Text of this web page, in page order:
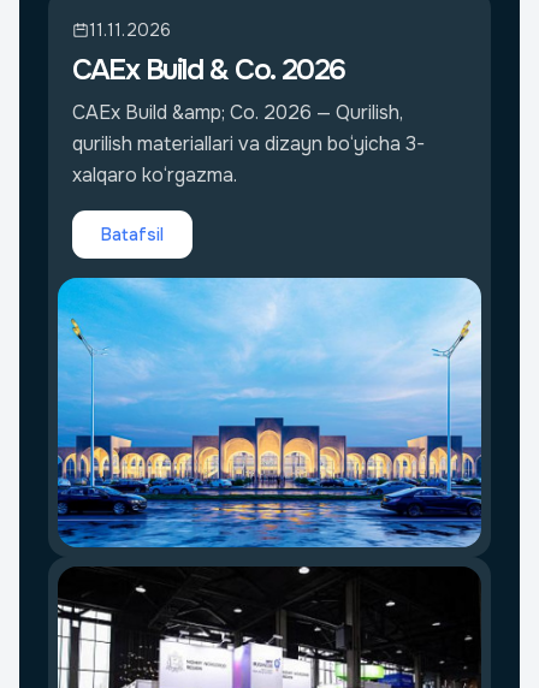
11.11.2026
CAEx Build & Co. 2026
CAEx Build &amp; Co. 2026 — Qurilish,
qurilish materiallari va dizayn bo‘yicha 3-
xalqaro ko‘rgazma.
Batafsil